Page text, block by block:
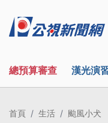
總預算審查 漢光演
首頁 生活 颱風小犬